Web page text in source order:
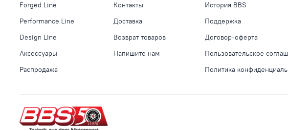
Forged Line
Performance Line
Design Line
Аксессуары
Распродажа
Контакты
Доставка
Возврат товаров
Напишите нам
История BBS
Поддержка
Договор-оферта
Пользовательское
Политика